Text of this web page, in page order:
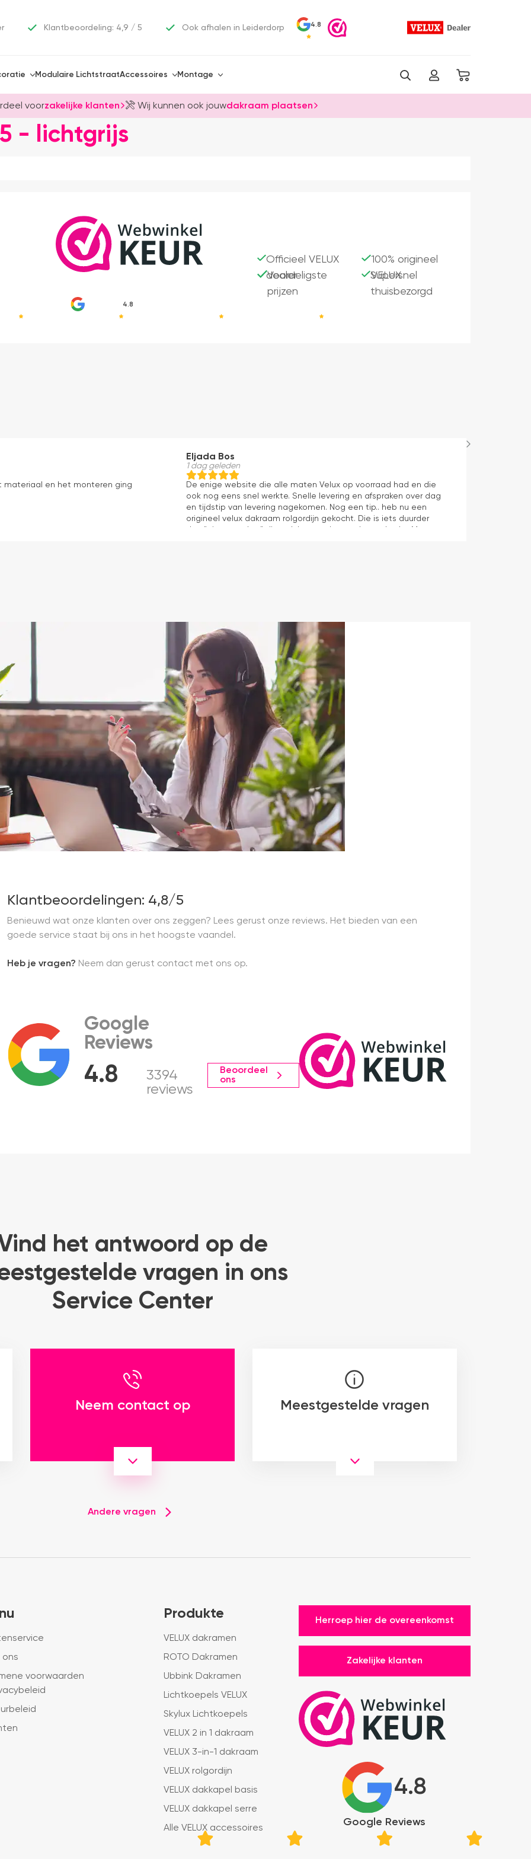
Klantbeoordeling: 4,9 / 5 Ook afhalen in Leiderdorp 4.8
Modulaire LichtstraatAccessoires Montage
voorzakelijke klanten Wij kunnen ook jouwdakraam plaatsen
- lichtgrijs
4.8
Officieel VELUX
dealer
100% origineel
VELUX
Voordeligste
prijzen
Supersnel
thuisbezorgd
materiaal en het monteren ging
Eljada Bos
1 dag geleden
De enige website die alle maten Velux op voorraad had en die
ook nog eens snel werkte. Snelle levering en afspraken over dag
en tijdstip van levering nagekomen. Nog een tip.. heb nu een
origineel velux dakraam rolgordijn gekocht. Die is iets duurder
Klantbeoordelingen: 4,8/5
Benieuwd wat onze klanten over ons zeggen? Lees gerust onze reviews. Het bieden van een
goede service staat bij ons in het hoogste vaandel.
Heb je vragen? Neem dan gerust contact met ons op.
4.8
Google
Reviews
3394
reviews
Beoordeel
ons
het antwoord op de
vragen in ons
Service Center
Neem contact op Meestgestelde vragen
Andere vragen
ons
voorwaarden
Produkte
VELUX dakramen
ROTO Dakramen
Ubbink Dakramen
Lichtkoepels VELUX
Skylux Lichtkoepels
VELUX 2 in 1 dakraam
VELUX 3-in-1 dakraam
VELUX rolgordijn
VELUX dakkapel basis
VELUX dakkapel serre
Alle VELUX accessoires
Herroep hier de overeenkomst
Zakelijke klanten
4.8
Google Reviews